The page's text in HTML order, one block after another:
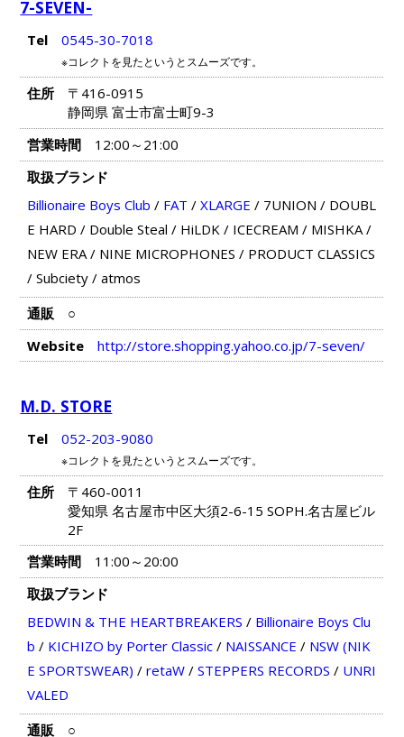
7-SEVEN-
Tel 0545-30-7018
※コレクトを見たというとスムーズです。
住所
〒416-0915
静岡県 富士市富士町9-3
営業時間
12:00～21:00
取扱ブランド
Billionaire Boys Club / FAT / XLARGE / 7UNION / DOUBL
E HARD / Double Steal / HiLDK/ ICECREAM / MISHKA/
NEW ERA/ NINE MICROPHONES / PRODUCT CLASSICS
/ Subciety/ atmos
通販
○
Website
http://store.shopping.yahoo.co.jp/7-seven/
M.D. STORE
Tel 052-203-9080
※コレクトを見たというとスムーズです。
住所
〒460-0011
愛知県 名古屋市中区大須2-6-15 SOPH.名古屋ビル
2F
営業時間
11:00～20:00
取扱ブランド
BEDWIN & THE HEARTBREAKERS / Billionaire Boys Clu
b / KICHIZO by Porter Classic/ NAISSANCE / NSW (NIK
E SPORTSWEAR) / retaW/ STEPPERS RECORDS / UNRI
VALED
通販
○